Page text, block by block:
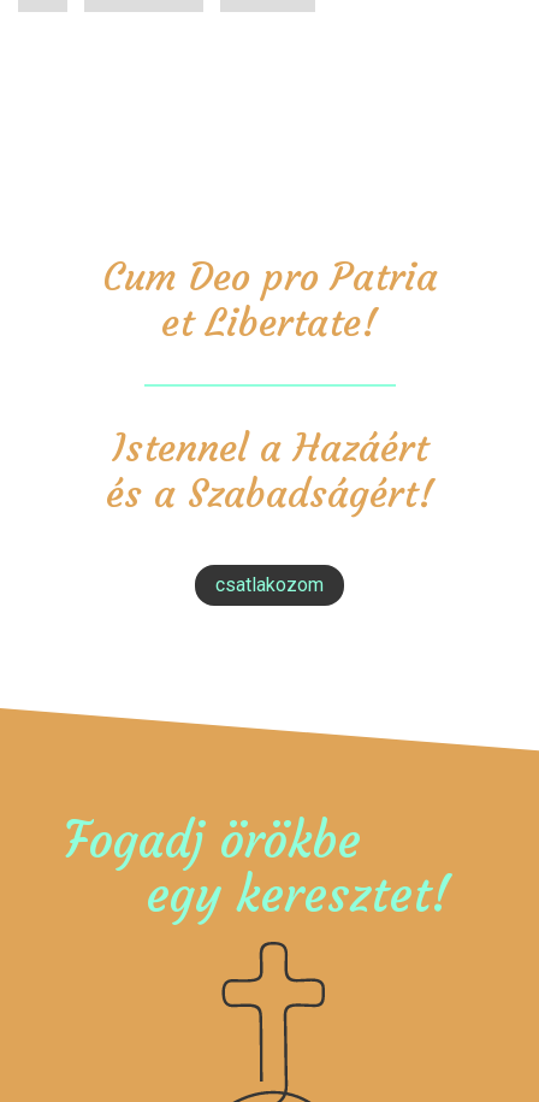
Cum Deo pro Patria
et Libertate!
Istennel a Hazáért
és a Szabadságért!
csatlakozom
Fogadj örökbe
egy keresztet!